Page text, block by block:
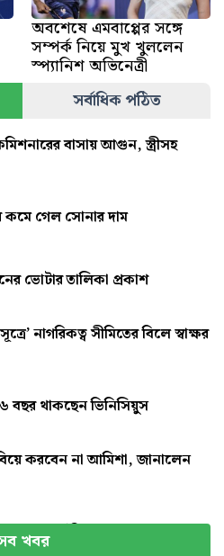
অবশেষে এমবাপ্পের সঙ্গে
সম্পর্ক নিয়ে মুখ খুললেন
স্প্যানিশ অভিনেত্রী
সর্বাধিক পঠিত
বাসায় আগুন, স্ত্রীসহ
কমে গেল সোনার দাম
ভোটার তালিকা প্রকাশ
নাগরিকত্ব সীমিতের বিলে স্বাক্ষর
বছর থাকছেন ভিনিসিয়ুস
করবেন না আমিশা, জানালেন
সংঘর্ষে নিহত ৮
খবর